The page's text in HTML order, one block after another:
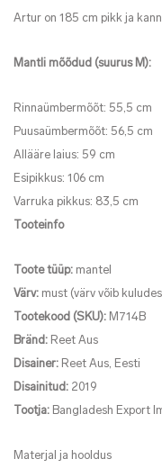
Artur on 185 cm pikk ja
Mantli mõõdud (suurus M):
Rinnaümbermõõt: 55,5 cm
Puusaümbermõõt: 56,5 cm
Allääre laius: 59 cm
Esipikkus: 106 cm
Varruka pikkus: 83,5 cm
Tooteinfo
Toote tüüp: mantel
Värv: must (värv võib
Tootekood (SKU): M714B
Bränd: Reet Aus
Disainer: Reet Aus, Eesti
Disainitud: 2019
Tootja: Bangladesh Export
Materjal ja hooldus